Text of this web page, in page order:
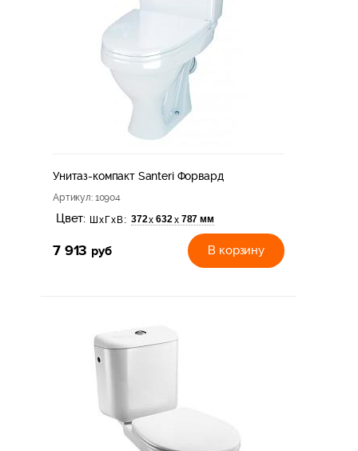
Унитаз-компакт Santeri Форвард
Артикул: 10904
Цвет: ШхГхВ: 372х 632х 787 мм
7 913 руб В корзину